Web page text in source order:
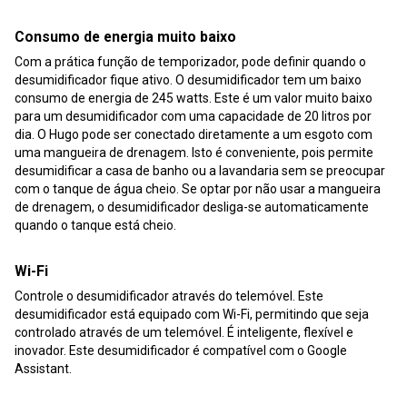
Consumo de energia muito baixo
Com a prática função de temporizador, pode definir quando o
desumidificador fique ativo. O desumidificador tem um baixo
consumo de energia de 245 watts. Este é um valor muito baixo
para um desumidificador com uma capacidade de 20 litros por
dia. O Hugo pode ser conectado diretamente a um esgoto com
uma mangueira de drenagem. Isto é conveniente, pois permite
desumidificar a casa de banho ou a lavandaria sem se preocupar
com o tanque de água cheio. Se optar por não usar a mangueira
de drenagem, o desumidificador desliga-se automaticamente
quando o tanque está cheio.
Wi-Fi
Controle o desumidificador através do telemóvel. Este
desumidificador está equipado com Wi-Fi, permitindo que seja
controlado através de um telemóvel. É inteligente, flexível e
inovador. Este desumidificador é compatível com o Google
Assistant.